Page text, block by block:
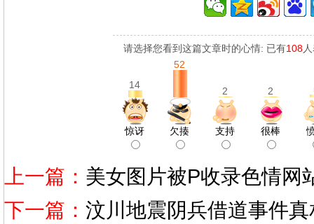
请选择您看到这篇文章时的心情: 已有108
14
52
2 2
惊讶 欠揍 支持 很棒
上一篇： 美女图片被P收录色情网
下一篇： 汶川地震阴兵借道事件